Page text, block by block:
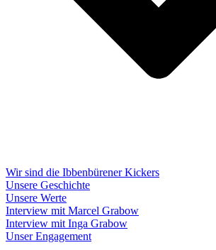
Wir sind die Ibbenbürener Kickers
Unsere Geschichte
Unsere Werte
Interview mit Marcel Grabow
Interview mit Inga Grabow
Unser Engagement